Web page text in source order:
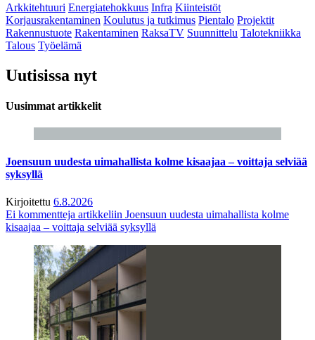
Arkkitehtuuri Energiatehokkuus Infra Kiinteistöt
Korjausrakentaminen Koulutus ja tutkimus Pientalo Projektit
Rakennustuote Rakentaminen RaksaTV Suunnittelu Talotekniikka
Talous Työelämä
Uutisissa nyt
Uusimmat artikkelit
Joensuun uudesta uimahallista kolme kisaajaa – voittaja selviää
syksyllä
Kirjoitettu 6.8.2026
Ei kommentteja artikkeliin Joensuun uudesta uimahallista kolme
kisaajaa – voittaja selviää syksyllä